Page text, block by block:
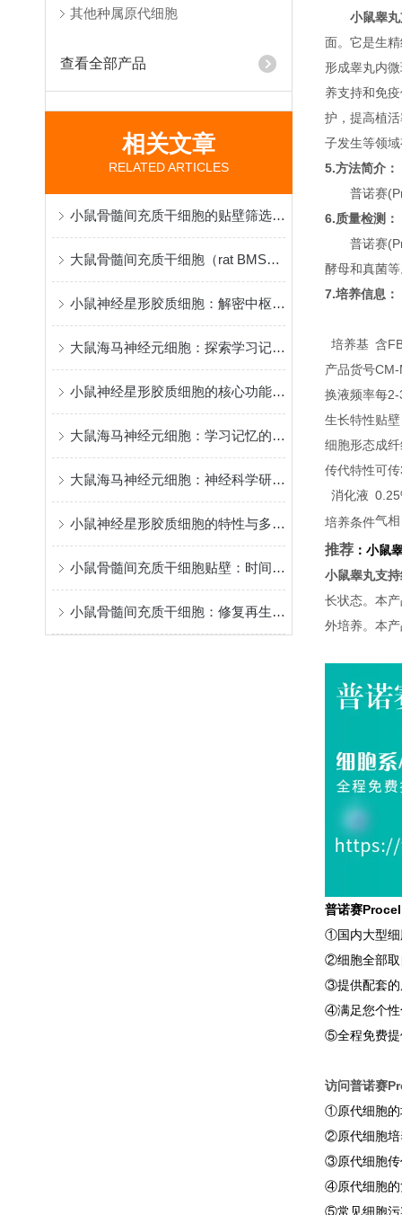
其他种属原代细胞
查看全部产品
相关文章
RELATED ARTICLES
小鼠骨髓间充质干细胞的贴壁筛选原理与再生医学研究应用
大鼠骨髓间充质干细胞（rat BMSCs）分离、鉴定与应用
小鼠神经星形胶质细胞：解密中枢神经系统功能与疾病机制的核心模型
大鼠海马神经元细胞：探索学习记忆机制与脑疾病病理的黄金模型
小鼠神经星形胶质细胞的核心功能和应用特点
大鼠海马神经元细胞：学习记忆的核心模型
大鼠海马神经元细胞：神经科学研究的关键实验材料
小鼠神经星形胶质细胞的特性与多元功能
小鼠骨髓间充质干细胞贴壁：时间背后的“生命律动”
小鼠骨髓间充质干细胞：修复再生的潜力之星
小鼠睾
面。它是生
形成睾丸内
养支持和免
护，提高植
子发生等领
5.方法简介：
普诺赛
6.质量检测：
普诺赛
酵母和真菌
7.培养信息：
培养基 含
产品货号CM-
换液频率每2-
生长特性贴壁
细胞形态成
传代特性可
消化液
培养条件气
推荐 ： 小鼠
小鼠睾丸支
长状态。本
外培养。本
普诺赛
①国内大型细
②细胞全部取
③提供配套的
④满足您个性
⑤全程免费提
访问普诺赛
①原代细胞的
②原代细胞培
③原代细胞传
④原代细胞的
⑤常见细胞污